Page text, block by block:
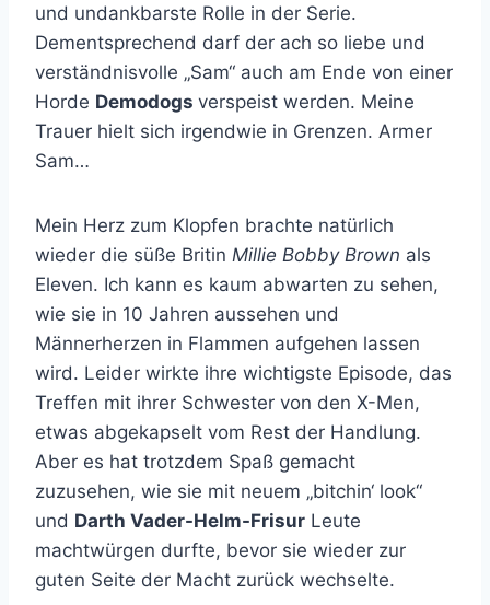
und undankbarste Rolle in der Serie.
Dementsprechend darf der ach so liebe und
verständnisvolle „Sam“ auch am Ende von einer
Horde Demodogs verspeist werden. Meine
Trauer hielt sich irgendwie in Grenzen. Armer
Sam…
Mein Herz zum Klopfen brachte natürlich
wieder die süße Britin Millie Bobby Brown als
Eleven. Ich kann es kaum abwarten zu sehen,
wie sie in 10 Jahren aussehen und
Männerherzen in Flammen aufgehen lassen
wird. Leider wirkte ihre wichtigste Episode, das
Treffen mit ihrer Schwester von den X-Men,
etwas abgekapselt vom Rest der Handlung.
Aber es hat trotzdem Spaß gemacht
zuzusehen, wie sie mit neuem „bitchin‘ look“
und Darth Vader-Helm-Frisur Leute
machtwürgen durfte, bevor sie wieder zur
guten Seite der Macht zurück wechselte.